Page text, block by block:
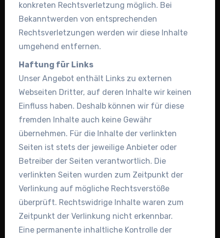
konkreten Rechtsverletzung möglich. Bei
Bekanntwerden von entsprechenden
Rechtsverletzungen werden wir diese Inhalte
umgehend entfernen.
Haftung für Links
Unser Angebot enthält Links zu externen
Webseiten Dritter, auf deren Inhalte wir keinen
Einfluss haben. Deshalb können wir für diese
fremden Inhalte auch keine Gewähr
übernehmen. Für die Inhalte der verlinkten
Seiten ist stets der jeweilige Anbieter oder
Betreiber der Seiten verantwortlich. Die
verlinkten Seiten wurden zum Zeitpunkt der
Verlinkung auf mögliche Rechtsverstöße
überprüft. Rechtswidrige Inhalte waren zum
Zeitpunkt der Verlinkung nicht erkennbar.
Eine permanente inhaltliche Kontrolle der